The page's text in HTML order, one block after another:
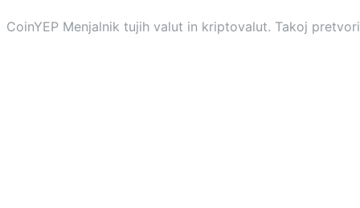
CoinYEP Menjalnik tujih valut in kriptovalut. Takoj